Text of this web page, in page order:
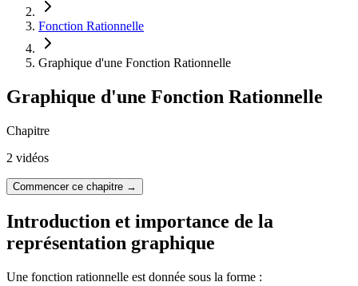
Fonction Rationnelle
Graphique d'une Fonction Rationnelle
Graphique d'une Fonction Rationnelle
Chapitre
2 vidéos
Commencer ce chapitre →
Introduction et importance de la
représentation graphique
Une fonction rationnelle est donnée sous la forme :